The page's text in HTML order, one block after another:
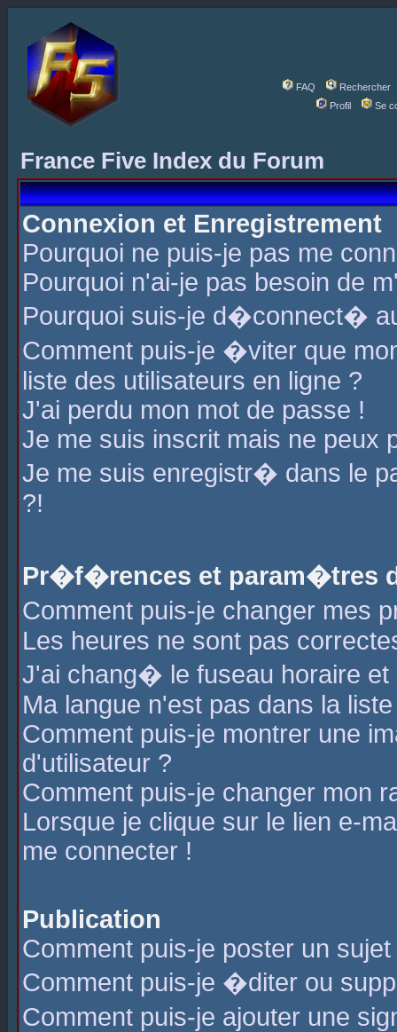
FAQ
Rechercher
Profil
Se
France Five Index du Forum
Connexion et Enregistrement
Pourquoi ne puis-je pas me
Pourquoi n'ai-je pas besoin de
Pourquoi suis-je d�connect�
Comment puis-je �viter que
liste des utilisateurs en ligne ?
J'ai perdu mon mot de passe !
Je me suis inscrit mais ne peux
Je me suis enregistr� dans le
?!
Pr�f�rences et param�tres
Comment puis-je changer mes
Les heures ne sont pas
J'ai chang� le fuseau horaire
Ma langue n'est pas dans la
Comment puis-je montrer une
d'utilisateur ?
Comment puis-je changer mon
Lorsque je clique sur le lien e-
me connecter !
Publication
Comment puis-je poster un
Comment puis-je �diter ou
Comment puis-je ajouter une